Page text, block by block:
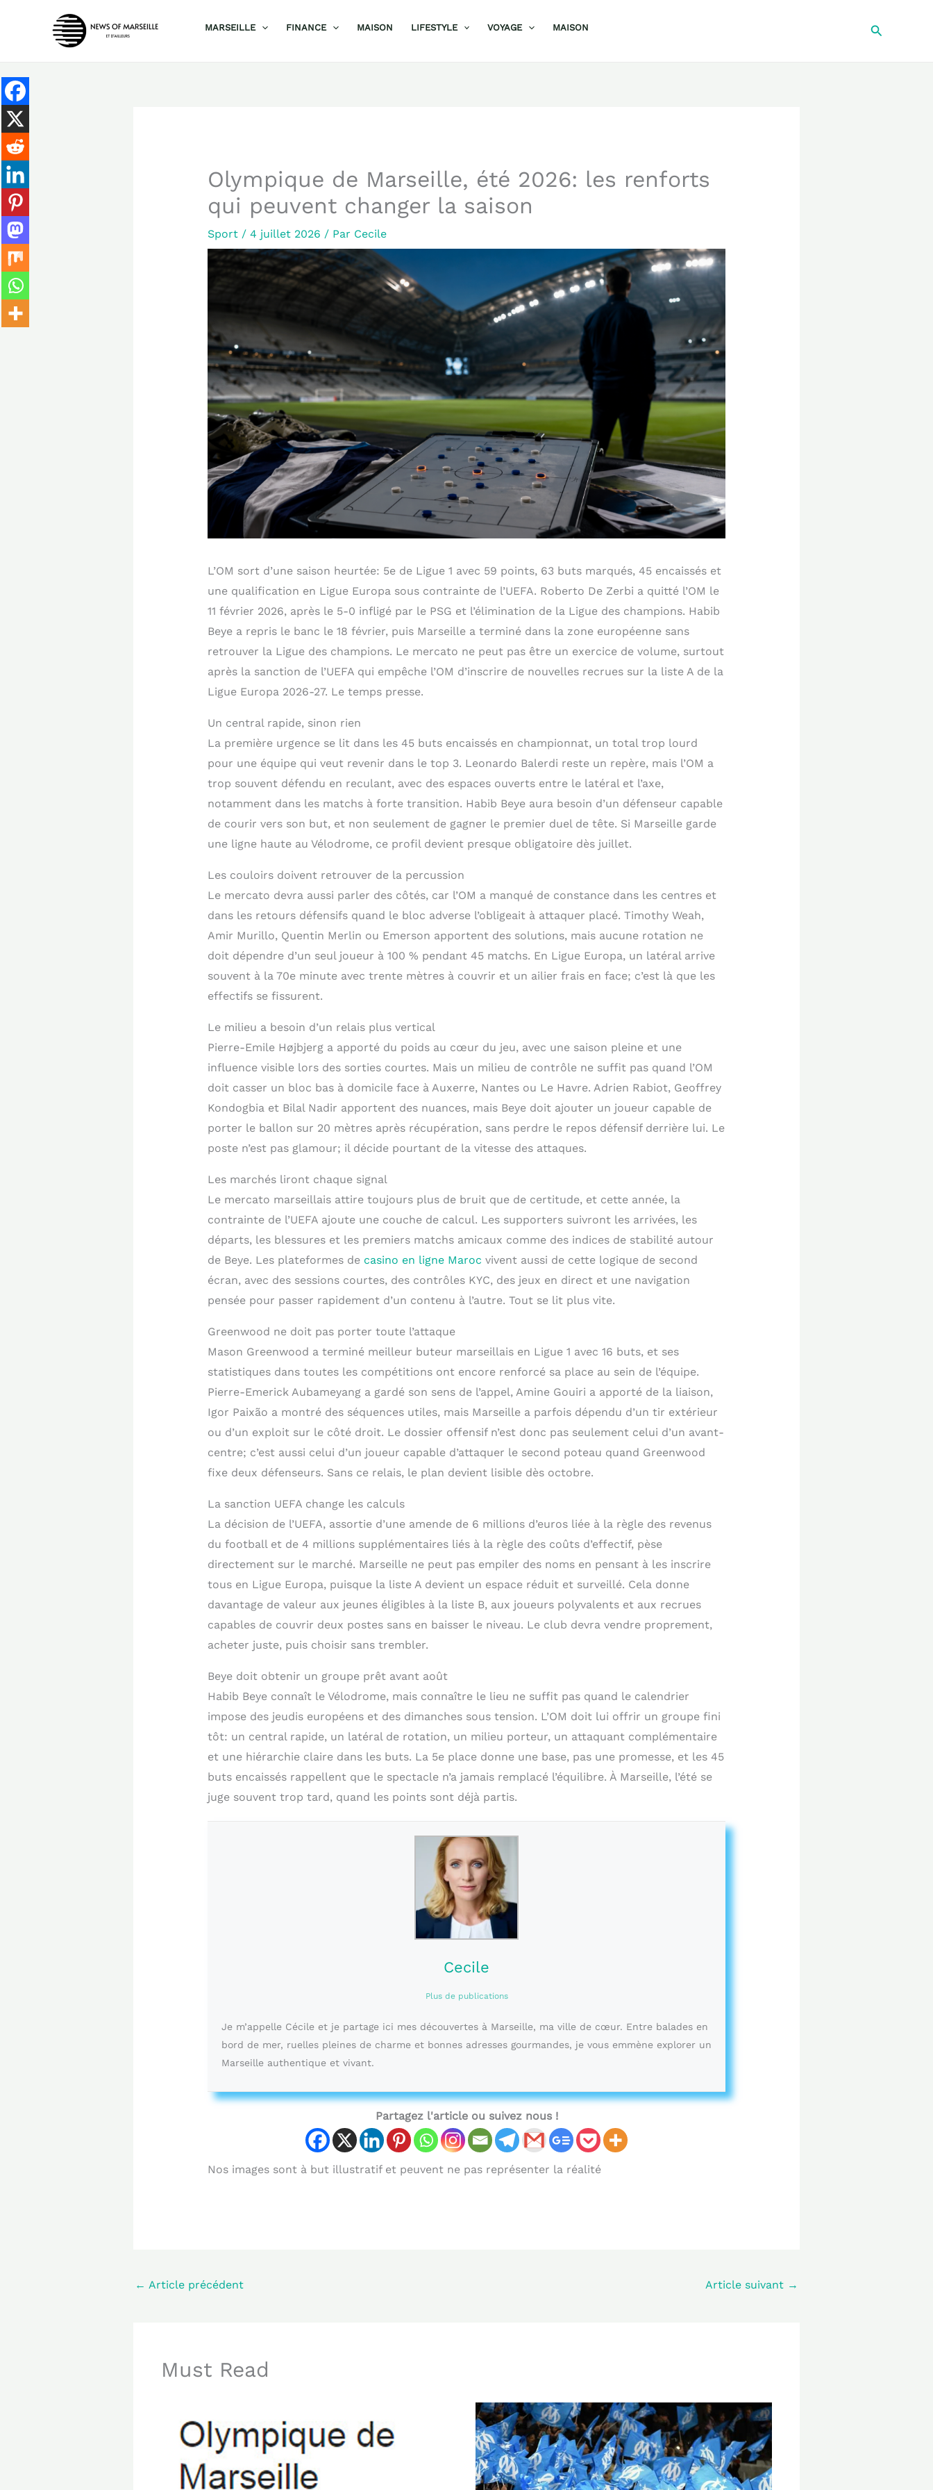
MARSEILLE FINANCE MAISON LIFESTYLE VOYAGE MAISON
Olympique de Marseille, été 2026: les renforts
qui peuvent changer la saison
Sport/ 4 juillet 2026 / Par Cecile
L’OM sort d’une saison heurtée: 5e de Ligue 1 avec 59 points, 63 buts marqués, 45 encaissés et
une qualification en Ligue Europa sous contrainte de l’UEFA. Roberto De Zerbi a quitté l’OM le
11 février 2026, après le 5-0 infligé par le PSG et l’élimination de la Ligue des champions. Habib
Beye a repris le banc le 18 février, puis Marseille a terminé dans la zone européenne sans
retrouver la Ligue des champions. Le mercato ne peut pas être un exercice de volume, surtout
après la sanction de l’UEFA qui empêche l’OM d’inscrire de nouvelles recrues sur la liste A de la
Ligue Europa 2026-27. Le temps presse.
Un central rapide, sinon rien
La première urgence se lit dans les 45 buts encaissés en championnat, un total trop lourd
pour une équipe qui veut revenir dans le top 3. Leonardo Balerdi reste un repère, mais l’OM a
trop souvent défendu en reculant, avec des espaces ouverts entre le latéral et l’axe,
notamment dans les matchs à forte transition. Habib Beye aura besoin d’un défenseur capable
de courir vers son but, et non seulement de gagner le premier duel de tête. Si Marseille garde
une ligne haute au Vélodrome, ce profil devient presque obligatoire dès juillet.
Les couloirs doivent retrouver de la percussion
Le mercato devra aussi parler des côtés, car l’OM a manqué de constance dans les centres et
dans les retours défensifs quand le bloc adverse l’obligeait à attaquer placé. Timothy Weah,
Amir Murillo, Quentin Merlin ou Emerson apportent des solutions, mais aucune rotation ne
doit dépendre d’un seul joueur à 100 % pendant 45 matchs. En Ligue Europa, un latéral arrive
souvent à la 70e minute avec trente mètres à couvrir et un ailier frais en face; c’est là que les
effectifs se fissurent.
Le milieu a besoin d’un relais plus vertical
Pierre-Emile Højbjerg a apporté du poids au cœur du jeu, avec une saison pleine et une
influence visible lors des sorties courtes. Mais un milieu de contrôle ne suffit pas quand l’OM
doit casser un bloc bas à domicile face à Auxerre, Nantes ou Le Havre. Adrien Rabiot, Geoffrey
Kondogbia et Bilal Nadir apportent des nuances, mais Beye doit ajouter un joueur capable de
porter le ballon sur 20 mètres après récupération, sans perdre le repos défensif derrière lui. Le
poste n’est pas glamour; il décide pourtant de la vitesse des attaques.
Les marchés liront chaque signal
Le mercato marseillais attire toujours plus de bruit que de certitude, et cette année, la
contrainte de l’UEFA ajoute une couche de calcul. Les supporters suivront les arrivées, les
départs, les blessures et les premiers matchs amicaux comme des indices de stabilité autour
de Beye. Les plateformes de casino en ligne Maroc vivent aussi de cette logique de second
écran, avec des sessions courtes, des contrôles KYC, des jeux en direct et une navigation
pensée pour passer rapidement d’un contenu à l’autre. Tout se lit plus vite.
Greenwood ne doit pas porter toute l’attaque
Mason Greenwood a terminé meilleur buteur marseillais en Ligue 1 avec 16 buts, et ses
statistiques dans toutes les compétitions ont encore renforcé sa place au sein de l’équipe.
Pierre-Emerick Aubameyang a gardé son sens de l’appel, Amine Gouiri a apporté de la liaison,
Igor Paixão a montré des séquences utiles, mais Marseille a parfois dépendu d’un tir extérieur
ou d’un exploit sur le côté droit. Le dossier offensif n’est donc pas seulement celui d’un avant-
centre; c’est aussi celui d’un joueur capable d’attaquer le second poteau quand Greenwood
fixe deux défenseurs. Sans ce relais, le plan devient lisible dès octobre.
La sanction UEFA change les calculs
La décision de l’UEFA, assortie d’une amende de 6 millions d’euros liée à la règle des revenus
du football et de 4 millions supplémentaires liés à la règle des coûts d’effectif, pèse
directement sur le marché. Marseille ne peut pas empiler des noms en pensant à les inscrire
tous en Ligue Europa, puisque la liste A devient un espace réduit et surveillé. Cela donne
davantage de valeur aux jeunes éligibles à la liste B, aux joueurs polyvalents et aux recrues
capables de couvrir deux postes sans en baisser le niveau. Le club devra vendre proprement,
acheter juste, puis choisir sans trembler.
Beye doit obtenir un groupe prêt avant août
Habib Beye connaît le Vélodrome, mais connaître le lieu ne suffit pas quand le calendrier
impose des jeudis européens et des dimanches sous tension. L’OM doit lui offrir un groupe fini
tôt: un central rapide, un latéral de rotation, un milieu porteur, un attaquant complémentaire
et une hiérarchie claire dans les buts. La 5e place donne une base, pas une promesse, et les 45
buts encaissés rappellent que le spectacle n’a jamais remplacé l’équilibre. À Marseille, l’été se
juge souvent trop tard, quand les points sont déjà partis.
Cecile
Plus de publications
Je m’appelle Cécile et je partage ici mes découvertes à Marseille, ma ville de cœur. Entre balades en
bord de mer, ruelles pleines de charme et bonnes adresses gourmandes, je vous emmène explorer un
Marseille authentique et vivant.
Partagez l'article ou suivez nous !
Nos images sont à but illustratif et peuvent ne pas représenter la réalité
← Article précédent Article suivant →
Must Read